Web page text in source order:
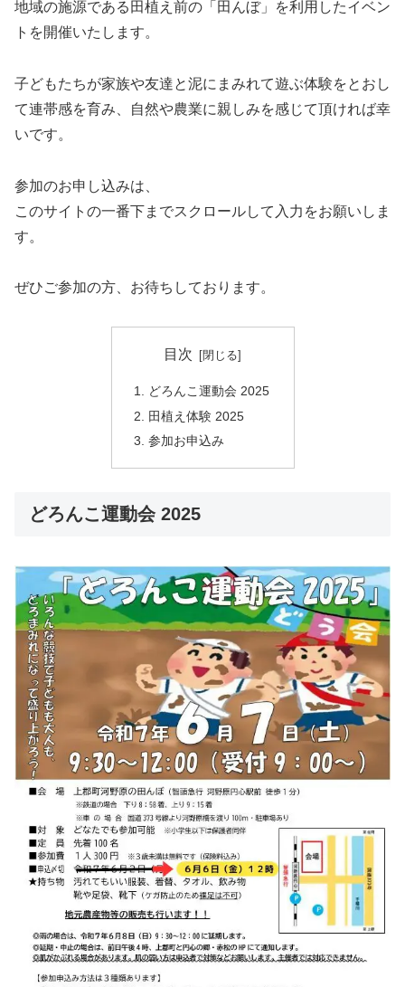
地域の施源である田植え前の「田んぼ」を利用したイベン
トを開催いたします。
子どもたちが家族や友達と泥にまみれて遊ぶ体験をとおし
て連帯感を育み、自然や農業に親しみを感じて頂ければ幸
いです。
参加のお申し込みは、
このサイトの一番下までスクロールして入力をお願いしま
す。
ぜひご参加の方、お待ちしております。
目次
どろんこ運動会 2025
田植え体験 2025
参加お申込み
どろんこ運動会 2025